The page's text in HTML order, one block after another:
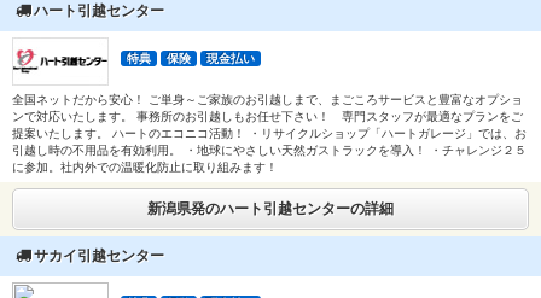
ハート引越センター
特典 保険 現金払い
全国ネットだから安心！ ご単身～ご家族のお引越しまで、まごころサービスと豊富なオプショ
ンで対応いたします。 事務所のお引越しもお任せ下さい！ 専門スタッフが最適なプランをご
提案いたします。 ハートのエコニコ活動！ ・リサイクルショップ「ハートガレージ」では、お
引越し時の不用品を有効利用。 ・地球にやさしい天然ガストラックを導入！ ・チャレンジ２５
に参加。社内外での温暖化防止に取り組みます！
新潟県発のハート引越センターの詳細
サカイ引越センター